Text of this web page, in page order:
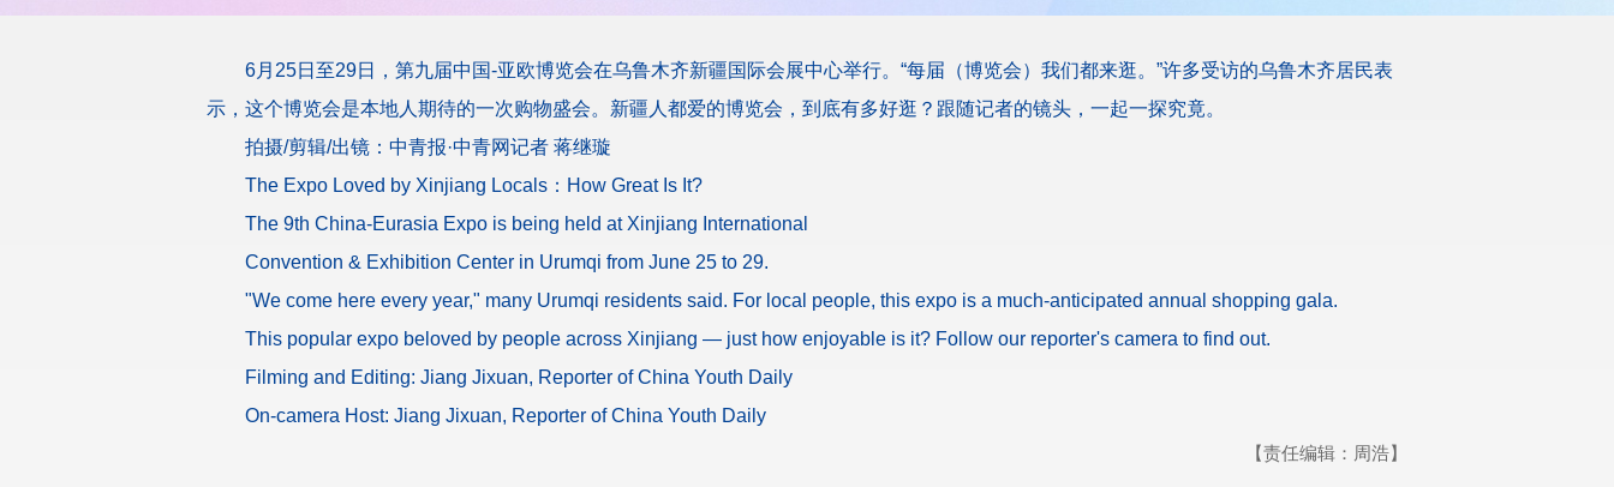
6月25日至29日，第九届中国-亚欧博览会在乌鲁木齐新疆国际会展中心举行。“每届（博览会）我们都来逛。”许多受访的乌鲁木齐居民表
示，这个博览会是本地人期待的一次购物盛会。新疆人都爱的博览会，到底有多好逛？跟随记者的镜头，一起一探究竟。
拍摄/剪辑/出镜：中青报·中青网记者 蒋继璇
The Expo Loved by Xinjiang Locals：How Great Is It?
The 9th China-Eurasia Expo is being held at Xinjiang International
Convention & Exhibition Center in Urumqi from June 25 to 29.
"We come here every year," many Urumqi residents said. For local people, this expo is a much-anticipated annual shopping gala.
This popular expo beloved by people across Xinjiang — just how enjoyable is it? Follow our reporter's camera to find out.
Filming and Editing: Jiang Jixuan, Reporter of China Youth Daily
On-camera Host: Jiang Jixuan, Reporter of China Youth Daily
【责任编辑：周浩】